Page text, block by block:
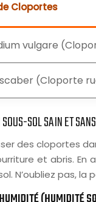
Cloportes
vulgare
(Cloporte
SOL SAIN ET
des cloportes
et abris. En
N’oubliez pas, la